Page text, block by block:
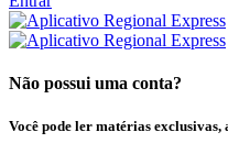
Não possui uma conta?
Você pode ler matérias